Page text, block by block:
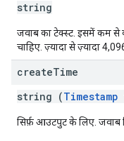
string
जवाब का टेक्स्ट. इसमें कम से
चाहिए. ज़्यादा से ज़्यादा
createTime
string (Timestamp
सिर्फ़ आउटपुट के लिए. जवाब